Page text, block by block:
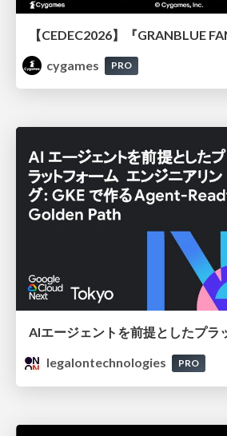
cygames
PRO
legalontechnologies
PRO